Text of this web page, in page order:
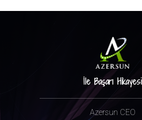
İle Başarı Hikayesi
Azersun CEO